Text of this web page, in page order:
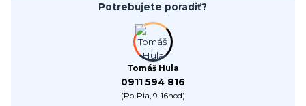
Potrebujete poradiť?
Tomáš Hula
0911 594 816
(Po-Pia, 9-16hod)